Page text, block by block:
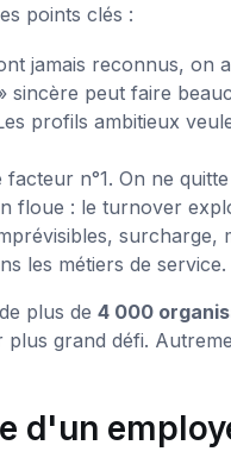
points clés :
jamais reconnus, on
sincère peut faire
profils ambitieux
facteur n°1. On ne
floue : le turnover
surcharge,
les métiers de service.
plus de 4 000
grand défi.
d'un